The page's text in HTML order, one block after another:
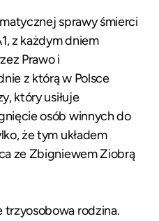
sprawy śmierci
z każdym dniem
Prawo i
z którą w Polsce
który usiłuje
osób winnych do
że tym układem
ze Zbigniewem Ziobrą
trzyosobowa rodzina.